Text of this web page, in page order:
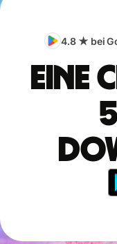
4.8 ★ bei
Eine